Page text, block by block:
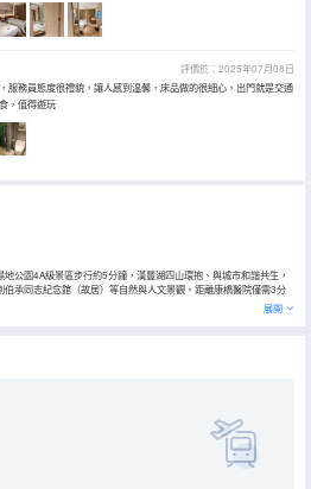
評價於：2025年07月08日
服務員態度很禮貌，讓人感到温馨，床品做的很細心，出門就是交通
，值得遊玩
公園4A級景區步行約5分鐘，漢豐湖四山環抱、與城市和諧共生，
承同志紀念館（故居）等自然與人文景觀。距離康橋醫院僅需3分
為客戶提供温馨、舒適、安全、科技感的住宿環境，擁有助眠愉夢之
地，舒適、典雅的客房亦是您舒緩身心、放鬆心情的理想場所。無
展開